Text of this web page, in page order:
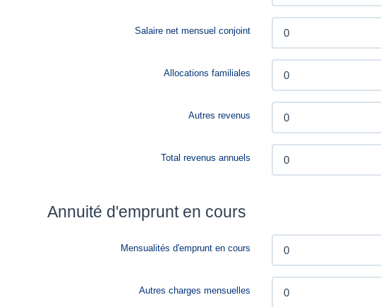
Salaire net mensuel conjoint
Allocations familiales
Autres revenus
Total revenus annuels
Annuité d'emprunt en cours
Mensualités d'emprunt en cours
Autres charges mensuelles